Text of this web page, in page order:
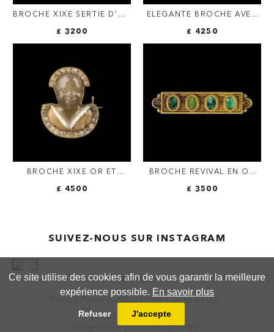
Ce site utilise des cookies afin de vous garantir la meilleure
expérience possible. En savoir plus
Refuser J'accepte
BROCHE XIXE SERTIE D'UN
AMOUR ET VÉNUS.
£ 3200
ELEGANTE BROCHE AVEC
£ 4250
BROCHE XIXE OR ET
£ 4500
BROCHE REVIVAL EN OR
ROMAINES SUR
£ 3500
SUIVEZ-NOUS SUR INSTAGRAM
© 2026 ANTHEA FINE ARTS
Designed and powered byMasterart